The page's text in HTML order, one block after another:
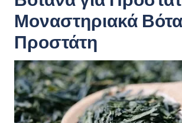
Μοναστηριακά
Προστάτη